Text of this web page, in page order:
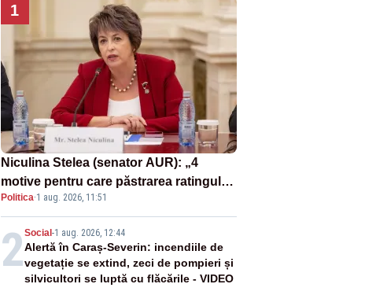
1
Niculina Stelea (senator AUR): „4
motive pentru care păstrarea ratingului
de țară nu este o reușită pentru
Guvernul Bolojan”
Politica·1 aug. 2026, 11:51
2Social -1 aug. 2026, 12:44
Alertă în Caraș-Severin: incendiile de
vegetație se extind, zeci de pompieri și
silvicultori se luptă cu flăcările - VIDEO